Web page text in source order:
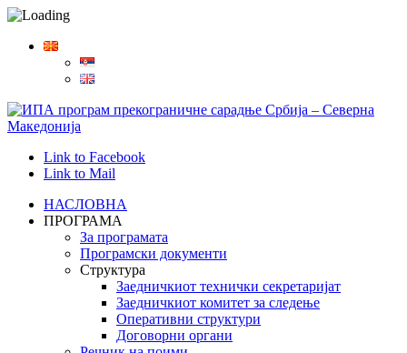
Link to Facebook
Link to Mail
НАСЛОВНА
ПРОГРАМА
За програмата
Програмски документи
Структура
Заедничкиот технички секретаријат
Заедничкиот комитет за следење
Оперативни структури
Договорни органи